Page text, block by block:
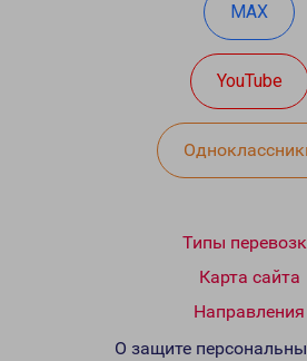
MAX
YouTube
Типы
Карта сайта
Направления
О защите